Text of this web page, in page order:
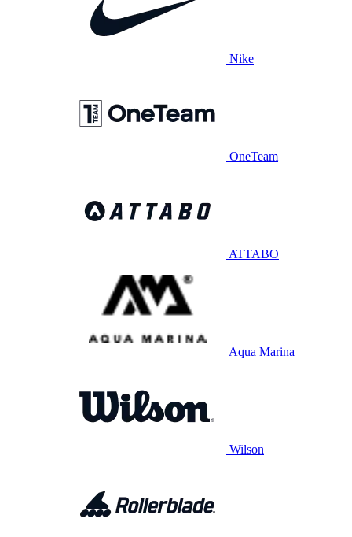
Nike
OneTeam
ATTABO
Aqua Marina
Wilson